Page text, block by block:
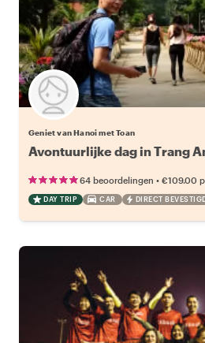
Geniet van Hanoi met Toan
Avontuurlijke dag in Trang
64 beoordelingen • €109.00
DAY TRIP CAR DIRECT